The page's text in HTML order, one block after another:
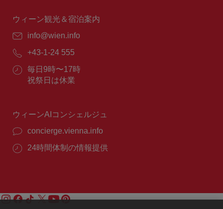
間：
ウィーン観光＆宿泊案内
E
ー
ル：
info@wien.info
電
番
号：
+43-1-24 555
営
業
毎日9時〜17時
祝祭日は休業
ウィーンAIコンシェルジュ
concierge.vienna.info
24時間体制の情報提供